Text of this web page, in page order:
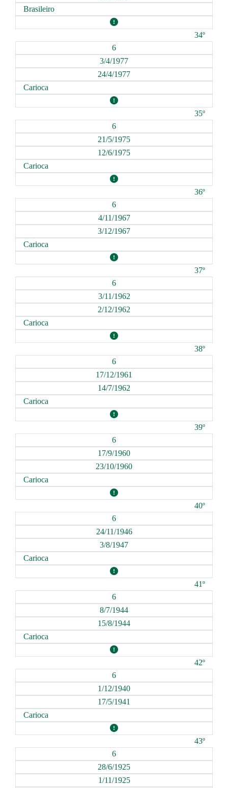
Brasileiro
34º
6
3/4/1977
24/4/1977
Carioca
35º
6
21/5/1975
12/6/1975
Carioca
36º
6
4/11/1967
3/12/1967
Carioca
37º
6
3/11/1962
2/12/1962
Carioca
38º
6
17/12/1961
14/7/1962
Carioca
39º
6
17/9/1960
23/10/1960
Carioca
40º
6
24/11/1946
3/8/1947
Carioca
41º
6
8/7/1944
15/8/1944
Carioca
42º
6
1/12/1940
17/5/1941
Carioca
43º
6
28/6/1925
1/11/1925